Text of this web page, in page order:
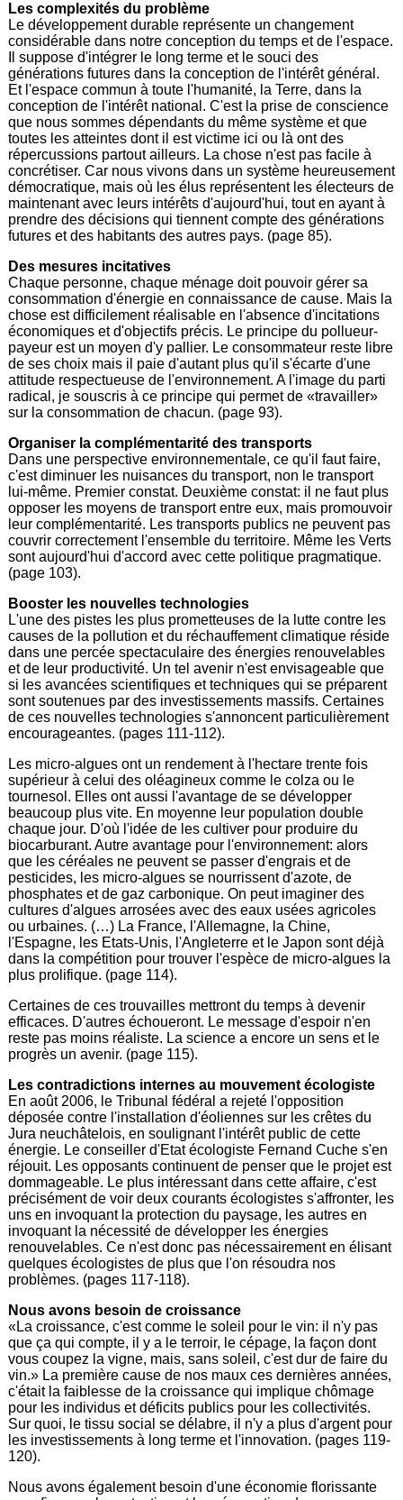
Les complexités du problème
Le développement durable représente un changement
considérable dans notre conception du temps et de l'espace.
Il suppose d'intégrer le long terme et le souci des
générations futures dans la conception de l'intérêt général.
Et l'espace commun à toute l'humanité, la Terre, dans la
conception de l'intérêt national. C'est la prise de conscience
que nous sommes dépendants du même système et que
toutes les atteintes dont il est victime ici ou là ont des
répercussions partout ailleurs. La chose n'est pas facile à
concrétiser. Car nous vivons dans un système heureusement
démocratique, mais où les élus représentent les électeurs de
maintenant avec leurs intérêts d'aujourd'hui, tout en ayant à
prendre des décisions qui tiennent compte des générations
futures et des habitants des autres pays. (page 85).
Des mesures incitatives
Chaque personne, chaque ménage doit pouvoir gérer sa
consommation d'énergie en connaissance de cause. Mais la
chose est difficilement réalisable en l'absence d'incitations
économiques et d'objectifs précis. Le principe du pollueur-
payeur est un moyen d'y pallier. Le consommateur reste libre
de ses choix mais il paie d'autant plus qu'il s'écarte d'une
attitude respectueuse de l'environnement. A l'image du parti
radical, je souscris à ce principe qui permet de «travailler»
sur la consommation de chacun. (page 93).
Organiser la complémentarité des transports
Dans une perspective environnementale, ce qu'il faut faire,
c'est diminuer les nuisances du transport, non le transport
lui-même. Premier constat. Deuxième constat: il ne faut plus
opposer les moyens de transport entre eux, mais promouvoir
leur complémentarité. Les transports publics ne peuvent pas
couvrir correctement l'ensemble du territoire. Même les Verts
sont aujourd'hui d'accord avec cette politique pragmatique.
(page 103).
Booster les nouvelles technologies
L'une des pistes les plus prometteuses de la lutte contre les
causes de la pollution et du réchauffement climatique réside
dans une percée spectaculaire des énergies renouvelables
et de leur productivité. Un tel avenir n'est envisageable que
si les avancées scientifiques et techniques qui se préparent
sont soutenues par des investissements massifs. Certaines
de ces nouvelles technologies s'annoncent particulièrement
encourageantes. (pages 111-112).
Les micro-algues ont un rendement à l'hectare trente fois
supérieur à celui des oléagineux comme le colza ou le
tournesol. Elles ont aussi l'avantage de se développer
beaucoup plus vite. En moyenne leur population double
chaque jour. D'où l'idée de les cultiver pour produire du
biocarburant. Autre avantage pour l'environnement: alors
que les céréales ne peuvent se passer d'engrais et de
pesticides, les micro-algues se nourrissent d'azote, de
phosphates et de gaz carbonique. On peut imaginer des
cultures d'algues arrosées avec des eaux usées agricoles
ou urbaines. (…) La France, l'Allemagne, la Chine,
l'Espagne, les Etats-Unis, l'Angleterre et le Japon sont déjà
dans la compétition pour trouver l'espèce de micro-algues la
plus prolifique. (page 114).
Certaines de ces trouvailles mettront du temps à devenir
efficaces. D'autres échoueront. Le message d'espoir n'en
reste pas moins réaliste. La science a encore un sens et le
progrès un avenir. (page 115).
Les contradictions internes au mouvement écologiste
En août 2006, le Tribunal fédéral a rejeté l'opposition
déposée contre l'installation d'éoliennes sur les crêtes du
Jura neuchâtelois, en soulignant l'intérêt public de cette
énergie. Le conseiller d'Etat écologiste Fernand Cuche s'en
réjouit. Les opposants continuent de penser que le projet est
dommageable. Le plus intéressant dans cette affaire, c'est
précisément de voir deux courants écologistes s'affronter, les
uns en invoquant la protection du paysage, les autres en
invoquant la nécessité de développer les énergies
renouvelables. Ce n'est donc pas nécessairement en élisant
quelques écologistes de plus que l'on résoudra nos
problèmes. (pages 117-118).
Nous avons besoin de croissance
«La croissance, c'est comme le soleil pour le vin: il n'y pas
que ça qui compte, il y a le terroir, le cépage, la façon dont
vous coupez la vigne, mais, sans soleil, c'est dur de faire du
vin.» La première cause de nos maux ces dernières années,
c'était la faiblesse de la croissance qui implique chômage
pour les individus et déficits publics pour les collectivités.
Sur quoi, le tissu social se délabre, il n'y a plus d'argent pour
les investissements à long terme et l'innovation. (pages 119-
120).
Nous avons également besoin d'une économie florissante